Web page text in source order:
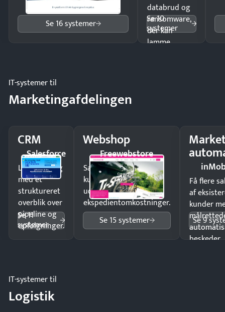
Se 16 systemer
databrud og
ransomware,
der kan
lamme
Se 10
systemer
IT-systemer til
Marketingafdelingen
CRM
Salesforce
Luk flere salg
med et
struktureret
overblik over
pipeline og
opfølgninger.
Se 11
systemer
Webshop
Freewebstore
Sælg produkter 24/7 til
kunder i hele landet
uden
ekspedientomkostninger.
Se 15 systemer
Få flere
af
kunder
beskeder.
Se 9
IT-systemer til
Logistik